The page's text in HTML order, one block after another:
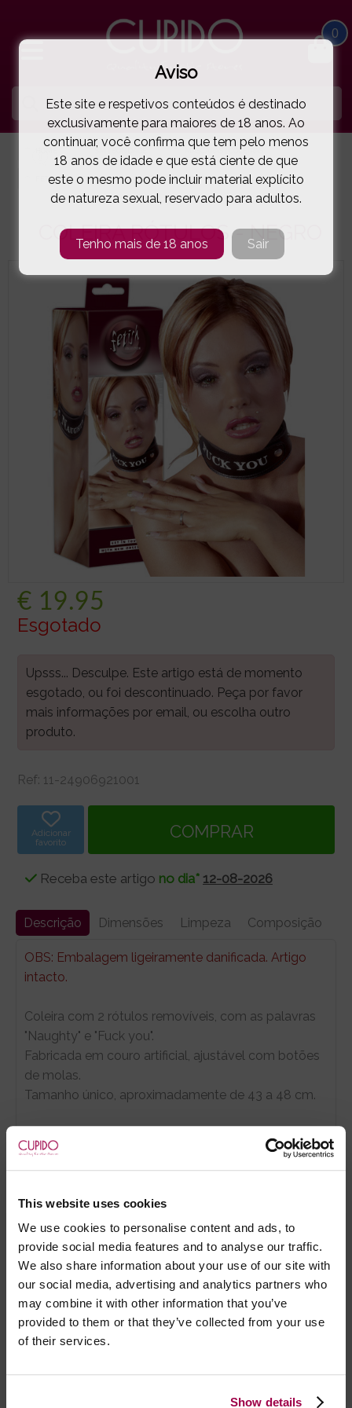
This website uses cookies
We use cookies to personalise content and ads, to
provide social media features and to analyse our traffic.
We also share information about your use of our site with
our social media, advertising and analytics partners who
may combine it with other information that you’ve
provided to them or that they’ve collected from your use
of their services.
Show details
0
MÁSCARAS | COLEIRAS
FETISH COLLECTION COLEIRA RÓTULOS - NEGRO( 11-24906921001 )
COLEIRA RÓTULOS - NEGRO
€ 19.95
Esgotado
Upsss... Desculpe. Este artigo está de momento
esgotado, ou foi descontinuado. Peça por favor
mais informações por email, ou escolha outro
produto.
Ref: 11-24906921001
Adicionar
favorito
Receba este artigo no dia* 12-08-2026
Descrição Dimensões Limpeza Composição
OBS: Embalagem ligeiramente danificada. Artigo
intacto.
Coleira com 2 rótulos removíveis, com as palavras
"Naughty" e "Fuck you".
Fabricada em couro artificial, ajustável com botões
de molas.
Tamanho único, aproximadamente de 43 a 48 cm.
Marca:Fetish Collection
- Embalagens 100% discretas
- *Entrega em 24 horas para pedidos antes das 16:00 h.
Após as 16:00 h, a sua encomenda será entregue em 48
horas, dias úteis. Portugal e Espanha Continental para
artigos em stock. Portes gratis depende do país de envio.
Possibilidade de atraso em épocas festivas.
Aviso
Este site e respetivos conteúdos é destinado
exclusivamente para maiores de 18 anos. Ao
continuar, você confirma que tem pelo menos
18 anos de idade e que está ciente de que
este o mesmo pode incluir material explícito
de natureza sexual, reservado para adultos.
Tenho mais de 18 anos Sair